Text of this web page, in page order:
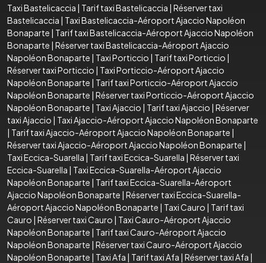
Taxi Bastelicaccia | Tarif taxi Bastelicaccia | Réserver taxi
Bastelicaccia | Taxi Bastelicaccia-Aéroport Ajaccio Napoléon
Bonaparte | Tarif taxi Bastelicaccia-Aéroport Ajaccio Napoléon
Bonaparte | Réserver taxi Bastelicaccia-Aéroport Ajaccio
Napoléon Bonaparte | Taxi Porticcio | Tarif taxi Porticcio |
Réserver taxi Porticcio | Taxi Porticcio-Aéroport Ajaccio
Napoléon Bonaparte | Tarif taxi Porticcio-Aéroport Ajaccio
Napoléon Bonaparte | Réserver taxi Porticcio-Aéroport Ajaccio
Napoléon Bonaparte | Taxi Ajaccio | Tarif taxi Ajaccio | Réserver
taxi Ajaccio | Taxi Ajaccio-Aéroport Ajaccio Napoléon Bonaparte
| Tarif taxi Ajaccio-Aéroport Ajaccio Napoléon Bonaparte |
Réserver taxi Ajaccio-Aéroport Ajaccio Napoléon Bonaparte |
Taxi Eccica-Suarella | Tarif taxi Eccica-Suarella | Réserver taxi
Eccica-Suarella | Taxi Eccica-Suarella-Aéroport Ajaccio
Napoléon Bonaparte | Tarif taxi Eccica-Suarella-Aéroport
Ajaccio Napoléon Bonaparte | Réserver taxi Eccica-Suarella-
Aéroport Ajaccio Napoléon Bonaparte | Taxi Cauro | Tarif taxi
Cauro | Réserver taxi Cauro | Taxi Cauro-Aéroport Ajaccio
Napoléon Bonaparte | Tarif taxi Cauro-Aéroport Ajaccio
Napoléon Bonaparte | Réserver taxi Cauro-Aéroport Ajaccio
Napoléon Bonaparte | Taxi Afa | Tarif taxi Afa | Réserver taxi Afa |